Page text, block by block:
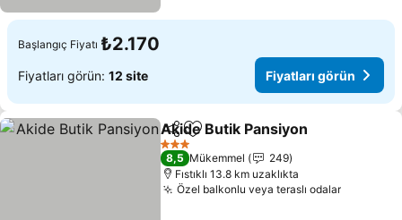
Başlangıç Fiyatı ₺2.170
Fiyatları görün: 12 site Fiyatları görün
PaylaşFavorilerime ekle
Akide Butik Pansiyon
3 Yıldız
8,5 Mükemmel
249
Fıstıklı 13.8 km uzaklıkta
Özel balkonlu veya teraslı odalar